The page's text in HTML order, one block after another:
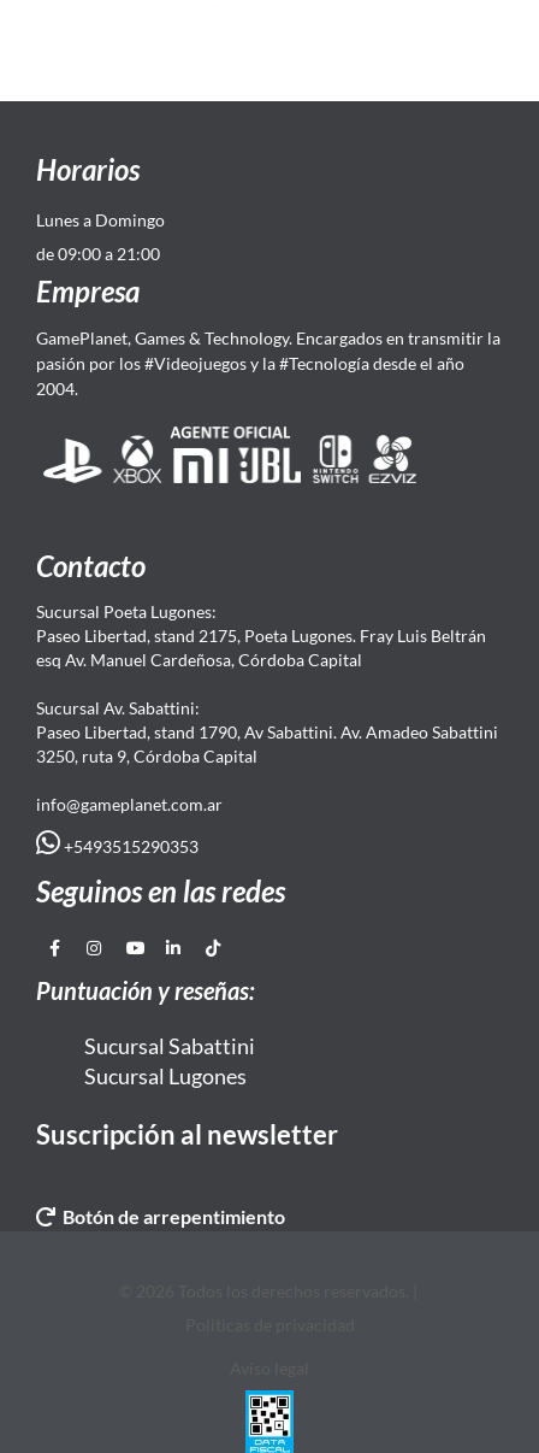
Horarios
Lunes a Domingo
de 09:00 a 21:00
Empresa
GamePlanet, Games & Technology. Encargados en transmitir la
pasión por los #Videojuegos y la #Tecnología desde el año
2004.
Contacto
Sucursal Poeta Lugones:
Paseo Libertad, stand 2175, Poeta Lugones. Fray Luis Beltrán
esq Av. Manuel Cardeñosa, Córdoba Capital
Sucursal Av. Sabattini:
Paseo Libertad, stand 1790, Av Sabattini. Av. Amadeo Sabattini
3250, ruta 9, Córdoba Capital
info@gameplanet.com.ar
+5493515290353
Seguinos en las redes
Puntuación y reseñas:
Sucursal Sabattini
Sucursal Lugones
Suscripción al newsletter
Botón de arrepentimiento